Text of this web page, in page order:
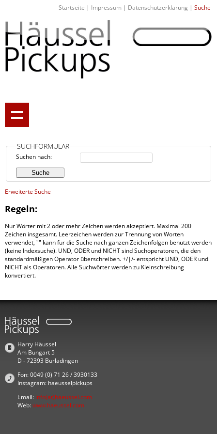
Startseite | Impressum | Datenschutzerklärung | Suche
SUCHFORMULAR
Suchen nach:
Erweiterte Suche
Regeln:
Nur Wörter mit 2 oder mehr Zeichen werden akzeptiert. Maximal 200
Zeichen insgesamt. Leerzeichen werden zur Trennung von Worten
verwendet, "" kann für die Suche nach ganzen Zeichenfolgen benutzt werden
(keine Indexsuche). UND, ODER und NICHT sind Suchoperatoren, die den
standardmäßigen Operator überschreiben. +/|/- entspricht UND, ODER und
NICHT als Operatoren. Alle Suchwörter werden zu Kleinschreibung
konvertiert.
Harry Häussel
Am Bungart 5
D - 72393 Burladingen
Fon: 0049 (0) 71 26 / 3930133
Instagram: haeusselpickups
Email: info(at)haeussel.com
Web:www.haeussel.com